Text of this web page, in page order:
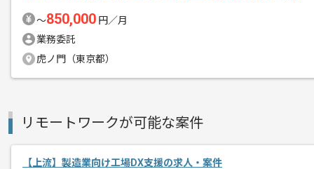
〜850,000 円／月
業務委託
虎ノ門（東京都）
リモートワークが可能な案件
【上流】製造業向け工場DX支援の求人・案件